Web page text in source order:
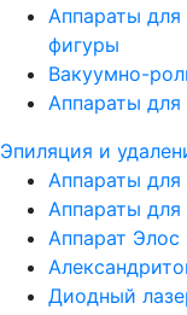
Аппараты
фигуры
Вакуумно-
Аппараты для
Эпиляция и
Аппараты для
Аппараты
Аппарат Элос
Диодный